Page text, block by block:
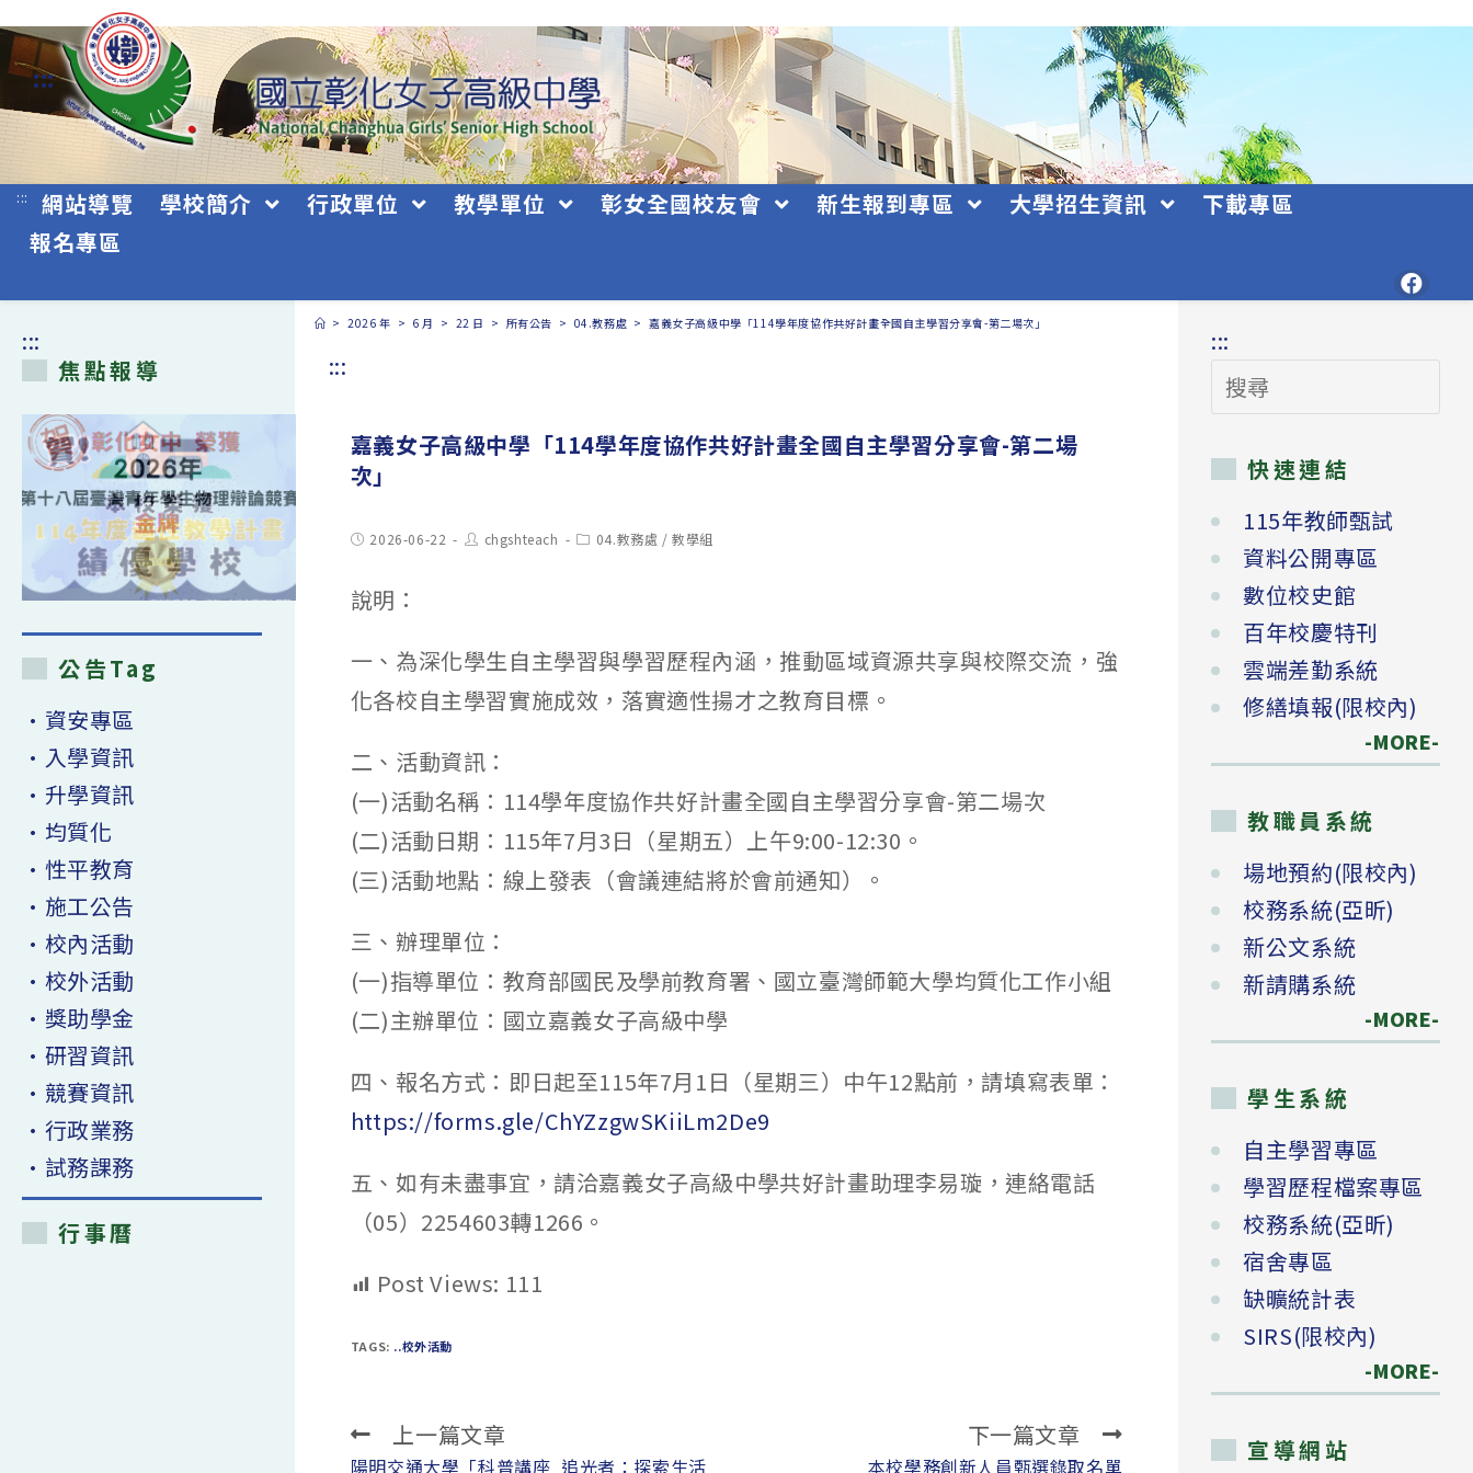
跳
轉
主
要
:::
::: 網站導覽 學校簡介 行政單位 教學單位 彰女全國校友會 新生報到專區 大學招生資訊
下載專區
報名專區
> 2026 年 > 6 月 > 22 日 > 所有公告 > 04.教務處 > 嘉義女子高級中學「114學年度協作共好計畫全國自主學習分享會-第二場次」
:::
嘉義女子高級中學「114學年度協作共好計畫全國自主學習分享會-第二場
次」
Post2026-06-22
Post
author:
chgshteach
Post04.教務處 / 教學組
說明：
一、為深化學生自主學習與學習歷程內涵，推動區域資源共享與校際交流，強
化各校自主學習實施成效，落實適性揚才之教育目標。
二、活動資訊：
(一)活動名稱：114學年度協作共好計畫全國自主學習分享會-第二場次
(二)活動日期：115年7月3日（星期五）上午9:00-12:30。
(三)活動地點：線上發表（會議連結將於會前通知）。
三、辦理單位：
(一)指導單位：教育部國民及學前教育署、國立臺灣師範大學均質化工作小組
(二)主辦單位：國立嘉義女子高級中學
四、報名方式：即日起至115年7月1日（星期三）中午12點前，請填寫表單：
https://forms.gle/ChYZzgwSKiiLm2De9
五、如有未盡事宜，請洽嘉義女子高級中學共好計畫助理李易璇，連絡電話
（05）2254603轉1266。
Post Views: 111
TAGS: ..校外活動
Read上一篇文章
陽明交通大學「科普講座_追光者：探索生活
下一篇文章
本校學務創新人員甄選錄取名單
:::
焦點報導
公告Tag
•資安專區
•入學資訊
•升學資訊
•均質化
•性平教育
•施工公告
•校內活動
•校外活動
•獎助學金
•研習資訊
•競賽資訊
•行政業務
•試務課務
行事曆
:::
搜
尋
快速連結
115年教師甄試
資料公開專區
數位校史館
百年校慶特刊
雲端差勤系統
修繕填報(限校內)
-MORE-
教職員系統
場地預約(限校內)
校務系統(亞昕)
新公文系統
新請購系統
-MORE-
學生系統
自主學習專區
學習歷程檔案專區
校務系統(亞昕)
宿舍專區
缺曠統計表
SIRS(限校內)
-MORE-
宣導網站